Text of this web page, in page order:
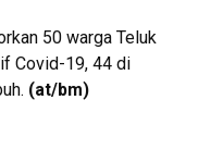
50 warga Teluk
Covid-19, 44 di
(at/bm)